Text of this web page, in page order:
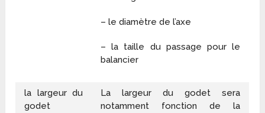
– le diamètre de l’axe
– la taille du passage pour le
balancier
la largeur du
godet
La largeur du godet sera
notamment fonction de la